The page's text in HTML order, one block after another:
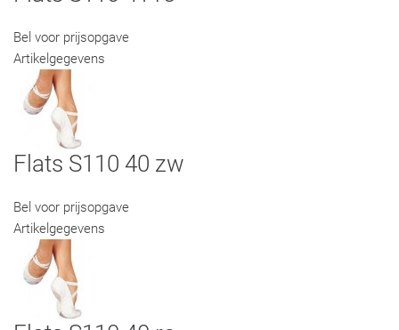
Bel voor prijsopgave
Artikelgegevens
Flats S110 40 zw
Bel voor prijsopgave
Artikelgegevens